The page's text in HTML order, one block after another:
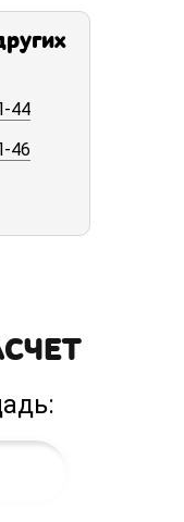
44
46